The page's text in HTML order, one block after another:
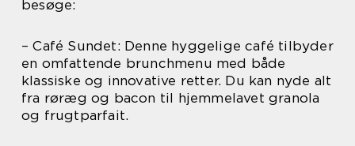
besøge:
– Café Sundet: Denne hyggelige café tilbyder
en omfattende brunchmenu med både
klassiske og innovative retter. Du kan nyde alt
fra røræg og bacon til hjemmelavet granola
og frugtparfait.